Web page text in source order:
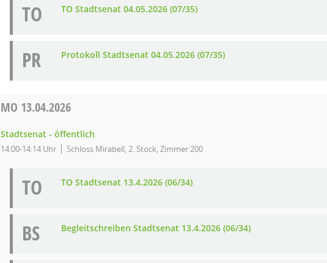
TO TO Stadtsenat 04.05.2026 (07/35)
PR Protokoll Stadtsenat 04.05.2026 (07/35)
MO 13.04.2026
Stadtsenat - öffentlich
14:00-14:14 Uhr Schloss Mirabell, 2. Stock, Zimmer 200
TO TO Stadtsenat 13.4.2026 (06/34)
BS Begleitschreiben Stadtsenat 13.4.2026 (06/34)